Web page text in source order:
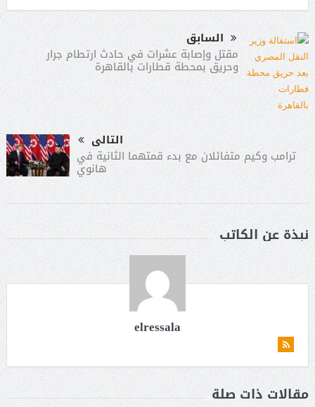
السابق
مقتل وإصابة عشرات في حادث ارتطام جرار
وحريق بمحطة قطارات بالقاهرة
التالى
ترامب وكيم متفائلان مع بدء قمتهما الثانية في
هانوي
نبذة عن الكاتب
elressala
مقالات ذات صلة